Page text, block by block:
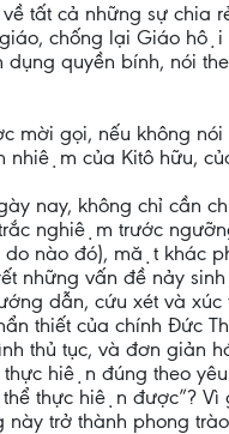
tất cả những sự
chống lại Giáo
quyền bính, nói
mời gọi, nếu không
của Kitô hữu,
nay, không chỉ
nghiệm trước
nào đó), mặt khác
vấn đề nảy
dẫn, cứu xét và
thiết của chính Đức
thủ tục, và đơn giản
hiện đúng theo
thực hiện được”?
trở thành phong